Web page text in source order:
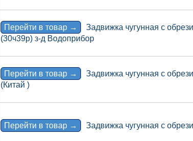
Перейти в товар →
Задвижка чугунная с
(30ч39р) з-д Водоприбор
Перейти в товар →
Задвижка чугунная с
(Китай )
Перейти в товар → Задвижка чугунная с